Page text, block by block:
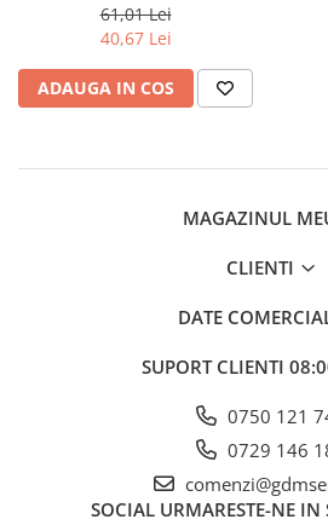
61,01 Lei
40,67 Lei
ADAUGA IN COS
MAGAZINUL
CLIENTI
DATE
SUPORT CLIENTI
0750 121
0729 146
SOCIAL URMARESTE-NE